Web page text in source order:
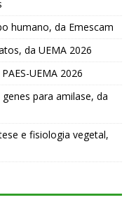
humano, da Emescam
da UEMA 2026
UEMA 2026
para amilase, da
e fisiologia vegetal,